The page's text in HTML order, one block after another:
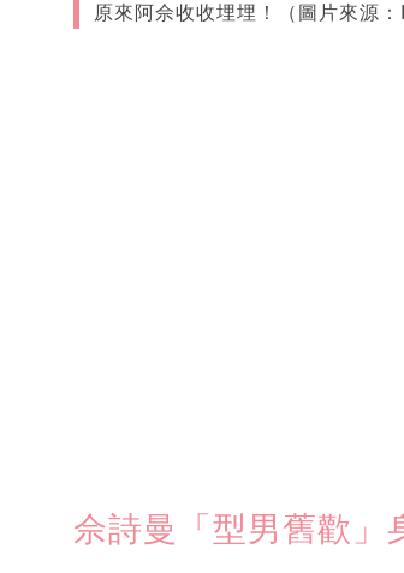
原來阿佘收收埋埋！（圖片來源
佘詩曼「型男舊歡